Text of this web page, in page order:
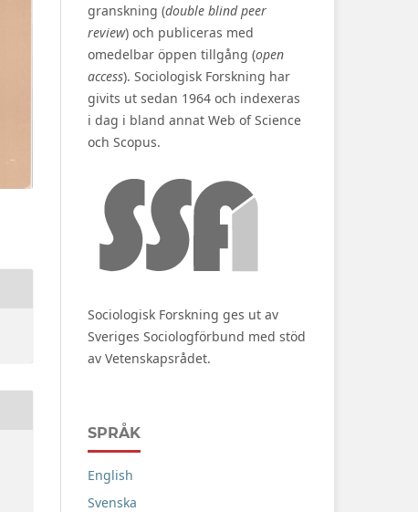
granskning (double blind peer
review) och publiceras med
omedelbar öppen tillgång (open
access). Sociologisk Forskning har
givits ut sedan 1964 och indexeras
i dag i bland annat Web of Science
och Scopus.
Sociologisk Forskning ges ut av
Sveriges Sociologförbund med stöd
av Vetenskapsrådet.
SPRÅK
English
Svenska